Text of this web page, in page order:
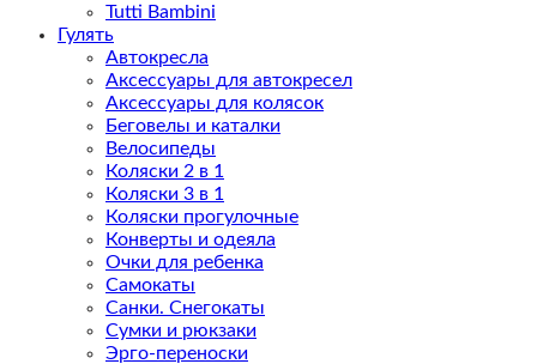
Tutti Bambini
Гулять
Автокресла
Аксессуары для автокресел
Аксессуары для колясок
Беговелы и каталки
Велосипеды
Коляски 2 в 1
Коляски 3 в 1
Коляски прогулочные
Конверты и одеяла
Очки для ребенка
Самокаты
Санки. Снегокаты
Сумки и рюкзаки
Эрго-переноски